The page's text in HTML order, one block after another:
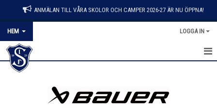
ANMÄLAN TILL VÅRA SKOLOR OCH CAMPER 2026-27 ÄR NU ÖPPNA!
HEM LOGGA IN
HEM